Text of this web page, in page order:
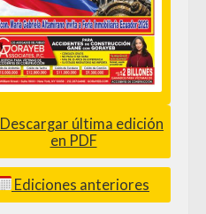
Descargar última edición
en PDF
Ediciones anteriores